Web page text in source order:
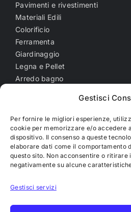
Gestisci
Per fornire le migliori esperienze,
cookie per memorizzare e/o accedere
dispositivo. Il consenso a queste
elaborare dati come il comportamento
questo sito. Non acconsentire o ritirare
negativamente su alcune
Gestisci servizi
Pavimenti e rivestimenti
Materiali Edili
Colorificio
Ferramenta
Giardinaggio
Legna e Pellet
Arredo bagno
NOTE LEGALI
Cookie Policy (UE)
Privacy Policy
SEGUI IL MONDO
SACCOMANDI!